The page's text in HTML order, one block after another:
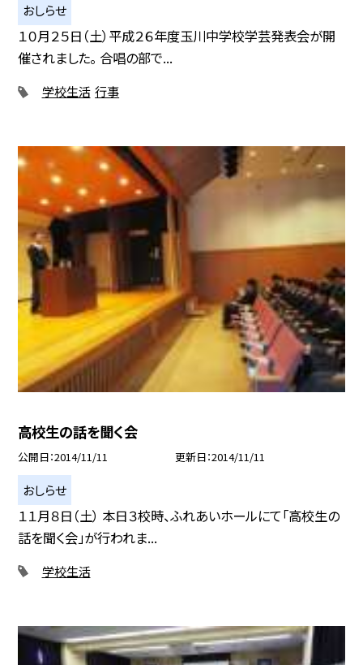
おしらせ
１０月２５日（土）平成２６年度玉川中学校学芸発表会が開
催されました。 合唱の部で...
学校生活 行事
高校生の話を聞く会
公開日 2014/11/11 更新日 2014/11/11
おしらせ
１１月８日（土） 本日３校時、ふれあいホールにて「高校生の
話を聞く会」が行われま...
学校生活